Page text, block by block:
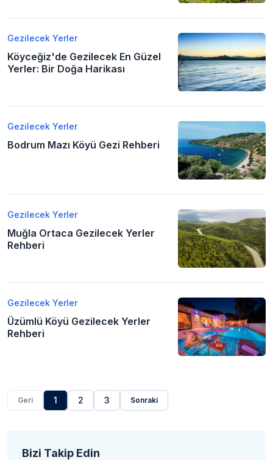
Gezilecek Yerler
Köyceğiz'de Gezilecek En Güzel
Yerler: Bir Doğa Harikası
Gezilecek Yerler
Bodrum Mazı Köyü Gezi Rehberi
Gezilecek Yerler
Muğla Ortaca Gezilecek Yerler
Rehberi
Gezilecek Yerler
Üzümlü Köyü Gezilecek Yerler
Rehberi
Geri 1 2 3 Sonraki
Bizi Takip Edin